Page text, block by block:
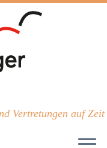
Vertretungen auf Zeit